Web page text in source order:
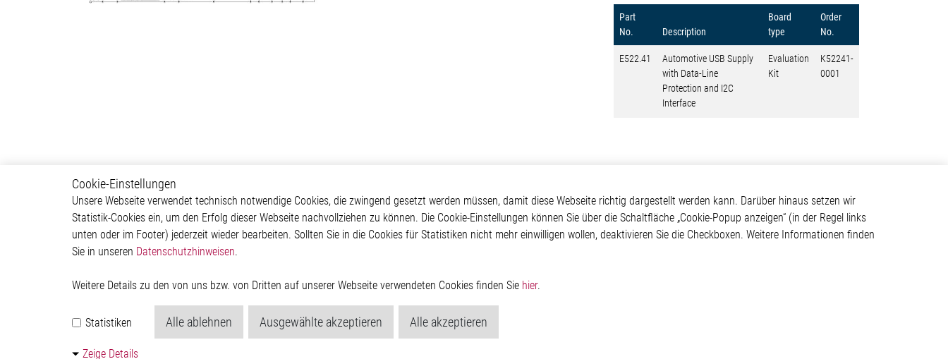
Part
No.
Description
Board
type
Order
No.
E522.41
Automotive USB Supply
with Data-Line
Protection and I2C
Interface
Evaluation
Kit
K52241-
0001
Infotainment
Head Unit
Human Machine Interface
(HMI)
Automotive
ADAS & Safety
Body & Convenience
Powertrain
Über Elmos
Unternehmen
Investor
Weitere Links
Glossar
Kontakt
Kontakt
Elmos Semiconductor SE
Werkstättenstraße 18
Cookie-Einstellungen
Unsere Webseite verwendet technisch notwendige Cookies, die zwingend gesetzt werden müssen, damit diese Webseite richtig dargestellt werden kann. Darüber hinaus setzen wir
Statistik-Cookies ein, um den Erfolg dieser Webseite nachvollziehen zu können. Die Cookie-Einstellungen können Sie über die Schaltfläche „Cookie-Popup anzeigen“ (in der Regel links
unten oder im Footer) jederzeit wieder bearbeiten. Sollten Sie in die Cookies für Statistiken nicht mehr einwilligen wollen, deaktivieren Sie die Checkboxen. Weitere Informationen finden
Sie in unseren Datenschutzhinweisen.
Weitere Details zu den von uns bzw. von Dritten auf unserer Webseite verwendeten Cookies finden Sie hier.
Statistiken Alle ablehnen Ausgewählte akzeptieren Alle akzeptieren
Zeige Details